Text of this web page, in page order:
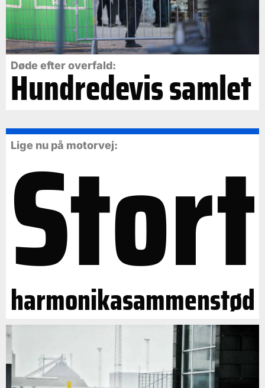
Døde efter overfald:
Hundredevis samlet
Lige nu på motorvej:
Stort
harmonikasammenstød